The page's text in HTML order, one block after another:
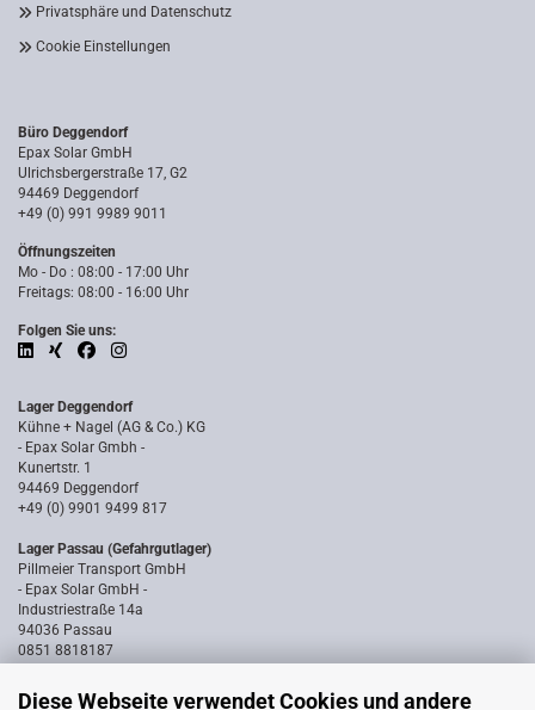
Diese Webseite verwendet Cookies und andere
Privatsphäre und Datenschutz
Cookie Einstellungen
Büro Deggendorf
Epax Solar GmbH
Ulrichsbergerstraße 17, G2
94469 Deggendorf
+49 (0) 991 9989 9011
Öffnungszeiten
Mo - Do : 08:00 - 17:00 Uhr
Freitags: 08:00 - 16:00 Uhr
Folgen Sie uns:
Lager Deggendorf
Kühne + Nagel (AG & Co.) KG
- Epax Solar Gmbh -
Kunertstr. 1
94469 Deggendorf
+49 (0) 9901 9499 817
Lager Passau (Gefahrgutlager)
Pillmeier Transport GmbH
- Epax Solar GmbH -
Industriestraße 14a
94036 Passau
0851 8818187